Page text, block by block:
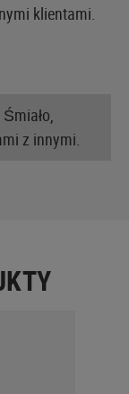
klientami.
z innymi.